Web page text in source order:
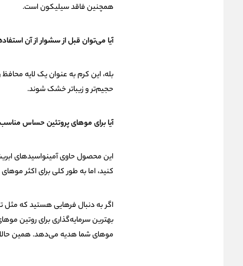
همچنین فاقد سیلیکون است.
آیا می‌توان قبل از سشوار از آن
بله، این کرم به عنوان یک لایه
حجیم‌تر و زیباتر خشک شوند.
آیا برای موهای پروتئین حساس
این محصول حاوی آمینواسیدهای
کنید، اما به طور کلی برای اکثر
اگر به دنبال فرهایی هستید که مثل
بهترین سرمایه‌گذاری برای روتین
موهای شما هدیه می‌دهد. همین حالا